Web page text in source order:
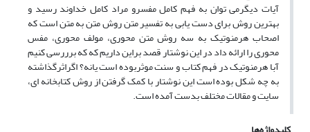
آیات دیگرمی توان به فهم کامل مفسرو مراد کامل خداوند رسید و
بهترین روش برای دست یابی به تفسیر متن روش متن به متن است که
اصحاب هرمنوتیک به سه روش متن محوری، مولف محوری، مفس
محوری را ارائه داد در این نوشتار قصد براین داریم که که برررسی کنیم
آبا هرمنوتیک در فهم کتاب و سنت موثربوده است یانه؟ اگراثرگذاشته
به چه شکل بوده است این نوشتار با کمک گرفتن از روش کتابخانه ای،
سایت و مقالات مختلف بدست آمده است.